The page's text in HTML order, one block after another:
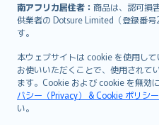
南アフリカ居住者： 商品は、認可損
供業者の Dotsure Limited（登録番
す。
本ウェブサイトは cookie を使用し
お使いいただくことで、使用されて
ます。Cookie および cookie を無効
バシー（Privacy） & Cookie ポリシ
い。